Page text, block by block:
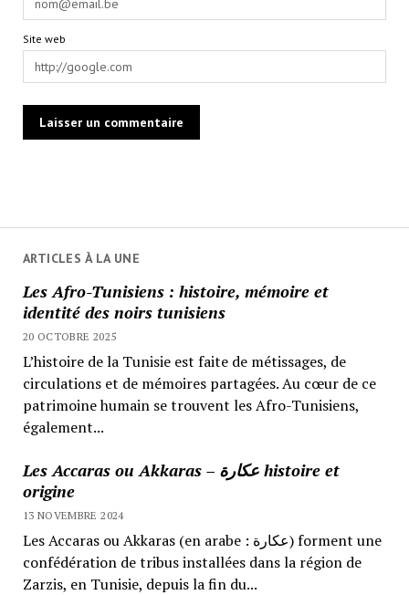
ARTICLES À LA UNE
Les Afro-Tunisiens : histoire, mémoire et
identité des noirs tunisiens
20 OCTOBRE 2025
L’histoire de la Tunisie est faite de métissages, de
circulations et de mémoires partagées. Au cœur de ce
patrimoine humain se trouvent les Afro-Tunisiens,
également...
Les Accaras ou Akkaras – عكارة histoire et
origine
13 NOVEMBRE 2024
Les Accaras ou Akkaras (en arabe : عكارة) forment une
confédération de tribus installées dans la région de
Zarzis, en Tunisie, depuis la fin du...
Site web